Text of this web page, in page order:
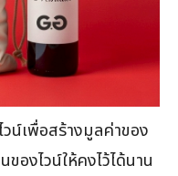
วน์เพื่อสร้างมูลค่าของ
องไวน์ให้คงไว้ได้นาน